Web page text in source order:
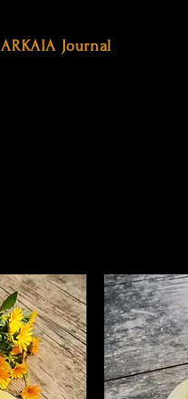
ARKAIA Journal